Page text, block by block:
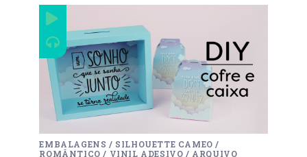
EMBALAGENS / SILHOUETTE CAMEO /
ROMÂNTICO / VINIL ADESIVO / ARQUIVO